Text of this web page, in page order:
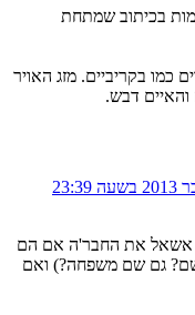
בכיתוב שמתחת
כמו בקריביים. מזג האויר
דבש.
אשאל את החבר'ה אם הם
גם שם משפחה?) ואם